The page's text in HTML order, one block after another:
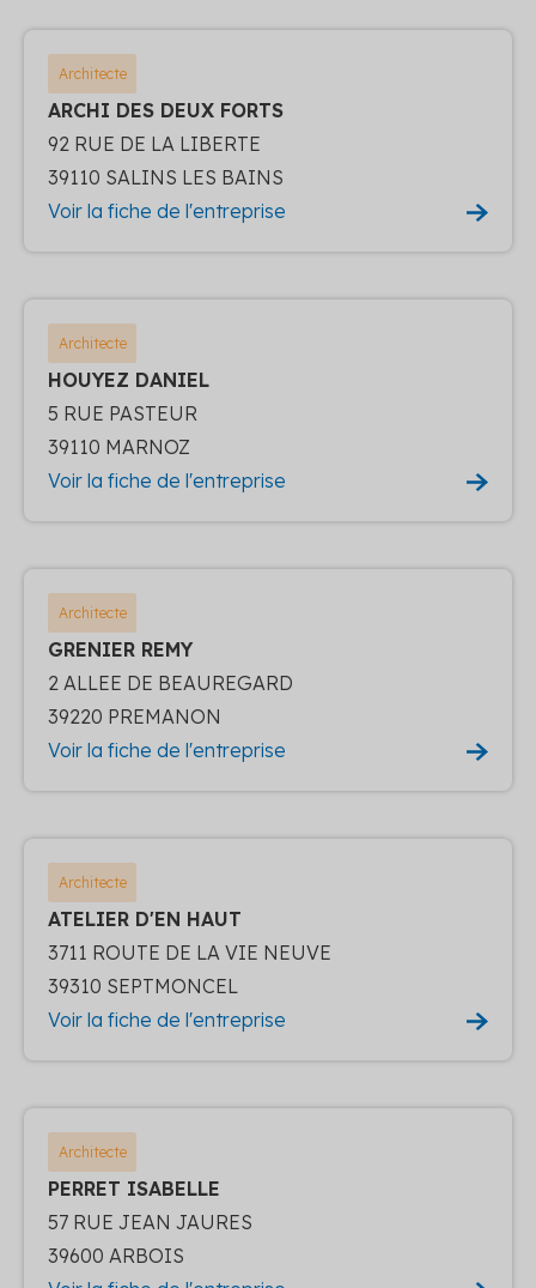
Architecte
ARCHI DES DEUX FORTS
92 RUE DE LA LIBERTE
39110 SALINS LES BAINS
Voir la fiche de l'entreprise
Architecte
HOUYEZ DANIEL
5 RUE PASTEUR
39110 MARNOZ
Voir la fiche de l'entreprise
Architecte
GRENIER REMY
2 ALLEE DE BEAUREGARD
39220 PREMANON
Voir la fiche de l'entreprise
Architecte
ATELIER D'EN HAUT
3711 ROUTE DE LA VIE NEUVE
39310 SEPTMONCEL
Voir la fiche de l'entreprise
Architecte
PERRET ISABELLE
57 RUE JEAN JAURES
39600 ARBOIS